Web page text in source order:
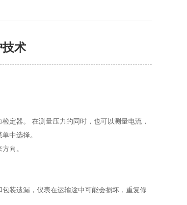
术
检定器。 在测量压力的同时，也可以测量电流，
中选择。
向。
装遗漏，仪表在运输途中可能会损坏，重复修